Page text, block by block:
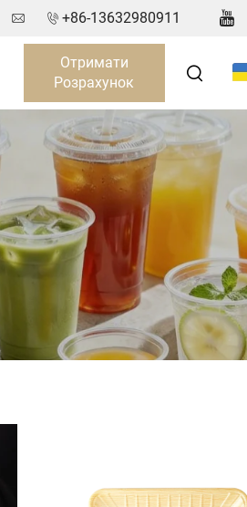
+86-13632980911
Отримати
Розрахунок